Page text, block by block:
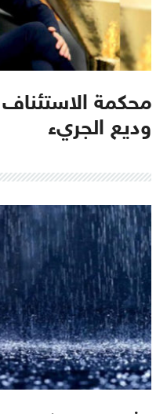
محكمة الاستئناف
وديع الجريء